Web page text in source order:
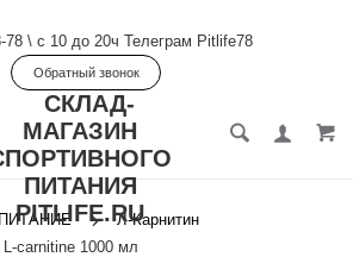
78 \ с 10 до 20ч Телеграм Pitlife78
Обратный звонок
Л-Карнитин
carnitine 1000 мл